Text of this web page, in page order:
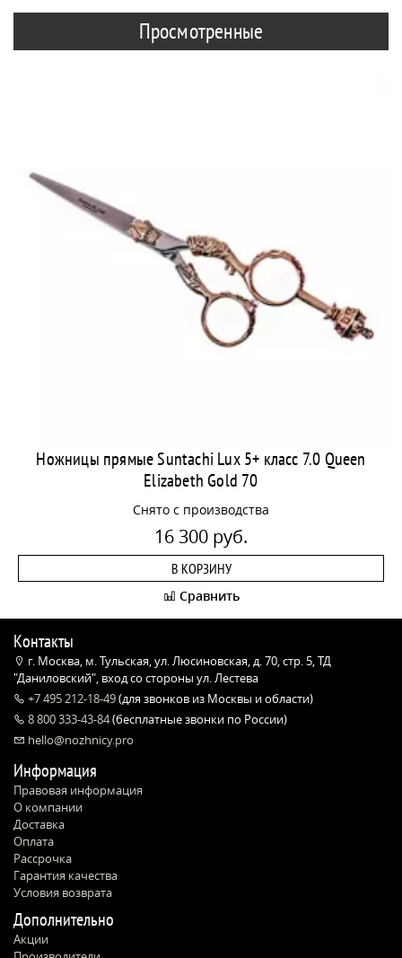
Просмотренные
Ножницы прямые Suntachi Lux 5+ класс 7.0 Queen
Elizabeth Gold 70
Снято с производства
16 300 руб.
В КОРЗИНУ
Сравнить
Контакты
г. Москва, м. Тульская, ул. Люсиновская, д. 70, стр. 5, ТД
"Даниловский", вход со стороны ул. Лестева
+7 495 212-18-49(для звонков из Москвы и области)
8 800 333-43-84(бесплатные звонки по России)
hello@nozhnicy.pro
Информация
Правовая информация
О компании
Доставка
Оплата
Рассрочка
Гарантия качества
Условия возврата
Дополнительно
Акции